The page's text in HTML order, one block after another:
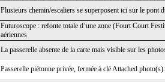
Plusieurs chemin/escaliers se superposent ici sur le pont
Futuroscope : refonte totale d’une zone (Fourt Court
aériennes
La passerelle absente de la carte mais visible sur les
Passerelle piétonne privée, fermée à clé Attached